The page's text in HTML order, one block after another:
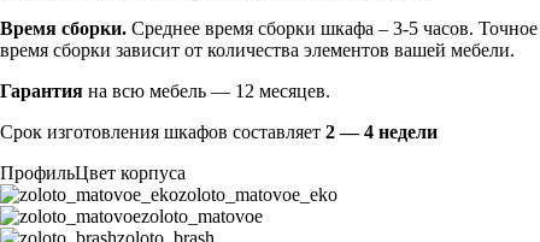
Время сборки. Среднее время сборки шкафа – 3-5 часов. Точное
время сборки зависит от количества элементов вашей мебели.
Гарантия на всю мебель — 12 месяцев.
Срок изготовления шкафов составляет 2 — 4 недели
ПрофильЦвет корпуса
zoloto_matovoe_eko
zoloto_matovoe